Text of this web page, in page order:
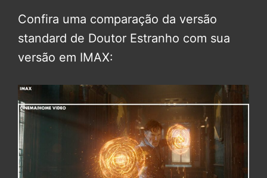
Confira uma comparação da versão
standard de Doutor Estranho com sua
versão em IMAX: